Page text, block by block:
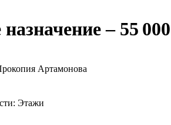
‒ 55
Артамонова
: Этажи